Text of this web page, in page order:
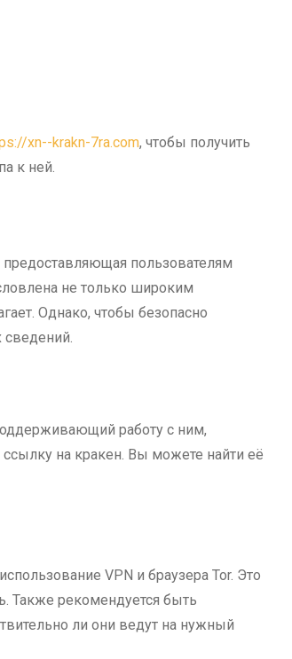
xn--krakn-7ra.com, чтобы получить
к ней.
пользователям
не только широким
Однако, чтобы безопасно
сведений.
работу с ним,
ссылку на кракен. Вы можете найти её
VPN и браузера Tor. Это
Также рекомендуется быть
ли они ведут на нужный